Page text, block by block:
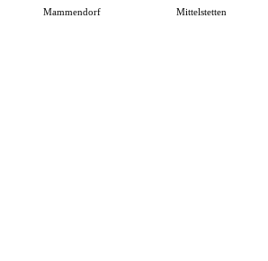
Mammendorf Mittelstetten